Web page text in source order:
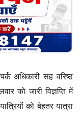
अधिकारी सह वरिष्ठ
को जारी विज्ञप्ति में
को बेहतर यात्रा